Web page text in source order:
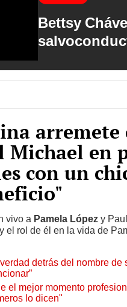
Bettsy
arremete
Michael en
con un
vivo a Pamela López y
el rol de él en la vida de
detrás del nombre de
el mejor momento
lo dicen"